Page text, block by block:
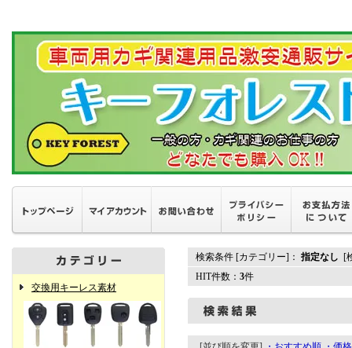
交換用キーレス素材
検索条件 [カテゴリー]： 指定なし [
HIT件数： 3件